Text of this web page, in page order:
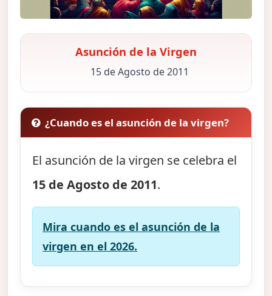
Asunción de la Virgen
15 de Agosto de 2011
¿Cuando es el asunción de la virgen?
El asunción de la virgen se celebra el
15 de Agosto de 2011.
Mira cuando es el asunción de la
virgen en el 2026.